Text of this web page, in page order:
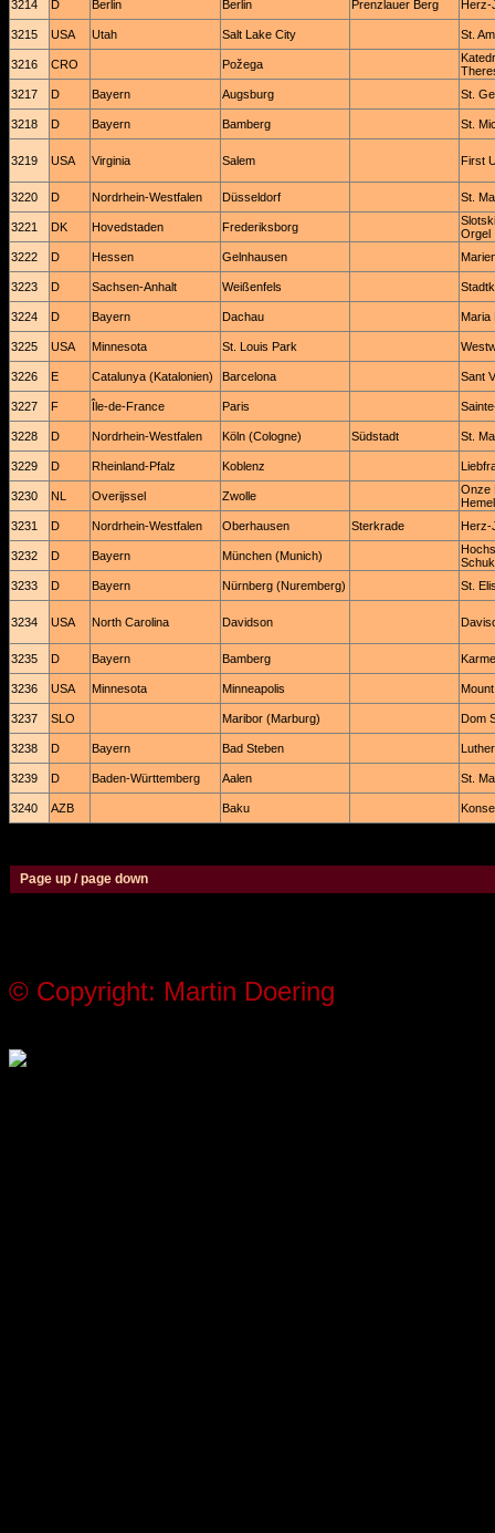
3214 D Berlin Berlin Prenzlauer Berg Herz-
3215 USA Utah Salt Lake City St.
3216 CRO Požega
3217
D Bayern Augsburg St.
3218 D Bayern Bamberg St.
3219 USA Virginia Salem First
3220 D Nordrhein-Westfalen Düsseldorf St.
3221 DK Hovedstaden Frederiksborg
Orgel
3222
D Hessen Gelnhausen
3223 D Sachsen-Anhalt Weißenfels
3224 D Bayern Dachau Maria
3225 USA Minnesota St. Louis Park
3226 E Catalunya (Katalonien) Barcelona Sant
3227 F Île-de-France Paris
3228 D Nordrhein-Westfalen Köln (Cologne) Südstadt St.
3229 D Rheinland-Pfalz Koblenz
3230 NL Overijssel Zwolle
Onze
3231
D Nordrhein-Westfalen Oberhausen Sterkrade Herz-
3232 D Bayern München (Munich)
3233
D Bayern Nürnberg (Nuremberg) St.
3234 USA North Carolina Davidson
3235 D Bayern Bamberg
3236 USA Minnesota Minneapolis
3237 SLO Maribor (Marburg) Dom
3238 D Bayern Bad Steben
3239 D Baden-Württemberg Aalen St.
3240 AZB Baku
Page up / page down
© Copyright: Martin Doering